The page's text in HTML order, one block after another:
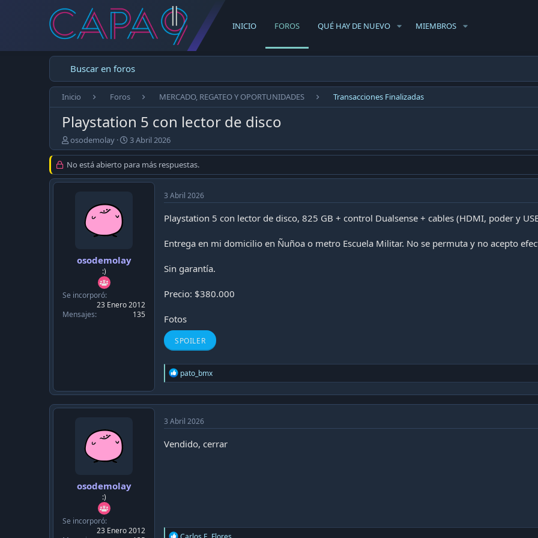
INICIO FOROS QUÉ HAY DE NUEVO MIEMBROS
Buscar en foros
Inicio Foros MERCADO, REGATEO Y OPORTUNIDADES Transacciones Finalizadas
Playstation 5 con lector de disco
E
m
p
e
z
osodemolay
F
e
c
h
a
i
i
ó
3 Abril 2026
No está abierto para más respuestas.
osodemolay
:)
Se incorporó
23 Enero 2012
Mensajes
135
3 Abril 2026
Playstation 5 con lector de disco, 825 GB + control Dualsense + cables (HDMI, poder y
Entrega en mi domicilio en Ñuñoa o metro Escuela Militar. No se permuta y no acepto
Sin garantía.
Precio: $380.000
Fotos
SPOILER
R
e
i
o
n
s
pato_bmx
osodemolay
:)
Se incorporó
23 Enero 2012
3 Abril 2026
Vendido, cerrar
R